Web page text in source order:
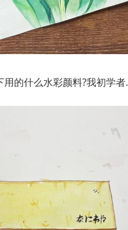
用的什么水彩颜料?我初学者.